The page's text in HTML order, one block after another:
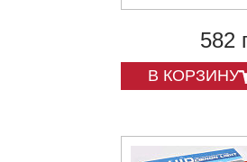
582
В КОРЗИНУ